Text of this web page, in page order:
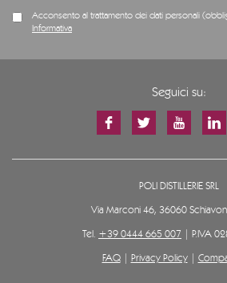
Acconsento al trattamento dei dati personali
Informativa
Seguici su:
POLI DISTILLERIE SRL
Via Marconi 46, 36060 Schiavon
Tel. +39 0444 665 007 | P.IVA
FAQ| Privacy Policy|